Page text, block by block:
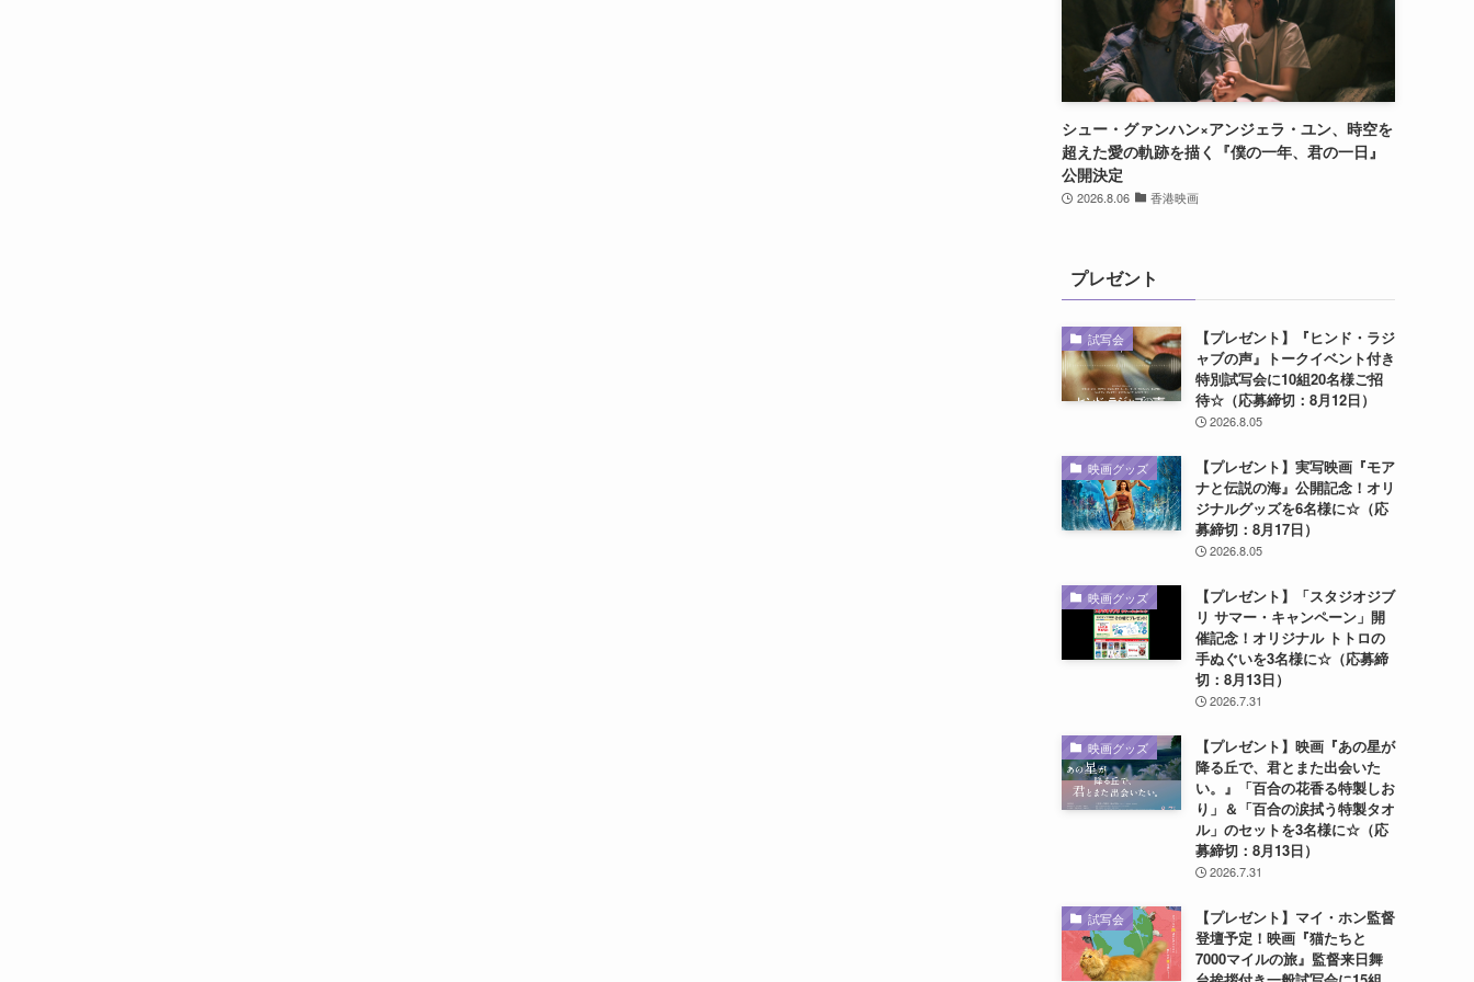
シュー・グァンハン×アンジェラ・ユン、時空を
超えた愛の軌跡を描く『僕の一年、君の一日』
公開決定
2026.8.06 香港映画
プレゼント
試写会
【プレゼント】『ヒンド・ラジ
ャブの声』トークイベント付き
特別試写会に10組20名様ご招
待☆（応募締切：8月12日）
2026.8.05
映画グッズ
【プレゼント】実写映画『モア
ナと伝説の海』公開記念！オリ
ジナルグッズを6名様に☆（応
募締切：8月17日）
2026.8.05
映画グッズ
【プレゼント】「スタジオジブ
リ サマー・キャンペーン」開
催記念！オリジナル トトロの
手ぬぐいを3名様に☆（応募締
切：8月13日）
2026.7.31
映画グッズ
【プレゼント】映画『あの星が
降る丘で、君とまた出会いた
い。』「百合の花香る特製しお
り」＆「百合の涙拭う特製タオ
ル」のセットを3名様に☆（応
募締切：8月13日）
2026.7.31
試写会
【プレゼント】マイ・ホン監督
登壇予定！映画『猫たちと
7000マイルの旅』監督来日舞